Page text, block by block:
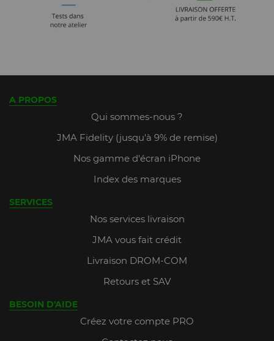
A PROPOS
Qui sommes-nous ?
JMA Fidelity (jusqu'à 9% de remise)
Nos gamme d'écran iPhone
Index des marques
SERVICES
Nos services livraison
JMA vous fait crédit
Livraison DROM-COM
Retours et SAV
BESOIN D'AIDE
Créez votre compte PRO